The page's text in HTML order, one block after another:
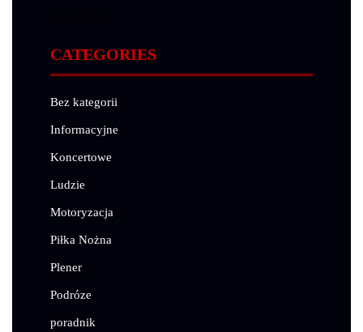
CATEGORIES
Bez kategorii
Informacyjne
Koncertowe
Ludzie
Motoryzacja
Piłka Nożna
Plener
Podróze
poradnik